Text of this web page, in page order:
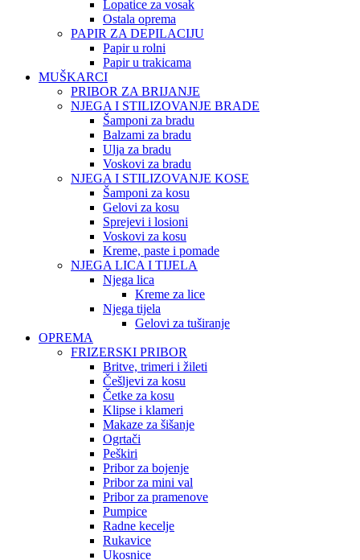
Lopatice za vosak
Ostala oprema
PAPIR ZA DEPILACIJU
Papir u rolni
Papir u trakicama
MUŠKARCI
PRIBOR ZA BRIJANJE
NJEGA I STILIZOVANJE BRADE
Šamponi za bradu
Balzami za bradu
Ulja za bradu
Voskovi za bradu
NJEGA I STILIZOVANJE KOSE
Šamponi za kosu
Gelovi za kosu
Sprejevi i losioni
Voskovi za kosu
Kreme, paste i pomade
NJEGA LICA I TIJELA
Njega lica
Kreme za lice
Njega tijela
Gelovi za tuširanje
OPREMA
FRIZERSKI PRIBOR
Britve, trimeri i žileti
Češljevi za kosu
Četke za kosu
Klipse i klameri
Makaze za šišanje
Ogrtači
Peškiri
Pribor za bojenje
Pribor za mini val
Pribor za pramenove
Pumpice
Radne kecelje
Rukavice
Ukosnice